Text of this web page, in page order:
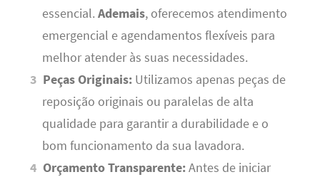
essencial. Ademais, oferecemos atendimento
emergencial e agendamentos flexíveis para
melhor atender às suas necessidades.
Peças Originais: Utilizamos apenas peças de
reposição originais ou paralelas de alta
qualidade para garantir a durabilidade e o
bom funcionamento da sua lavadora.
Orçamento Transparente:Antes de iniciar